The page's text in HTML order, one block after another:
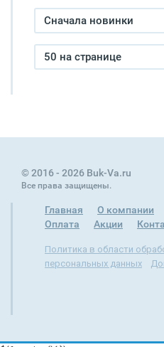
Сначала новинки
50 на странице
© 2016 - 2026 Buk-Va.ru
Все права защищены.
Главная О компании
Оплата
Акции
Политика в области
персональных данных